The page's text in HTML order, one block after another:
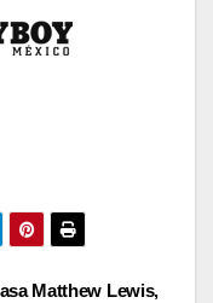
Matthew Lewis,